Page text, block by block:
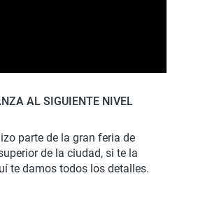
AL SIGUIENTE NIVEL
parte de la gran feria de
de la ciudad, si te la
te damos todos los detalles.